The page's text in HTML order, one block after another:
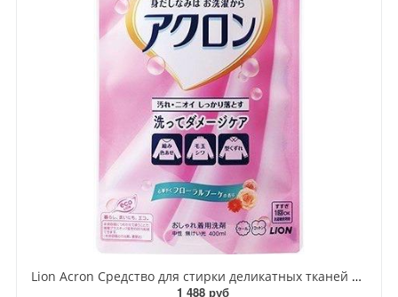
Lion Acron Средство для стирки деликатных тканей с цветочным ароматом 400 мл сменный блок
1 488 руб